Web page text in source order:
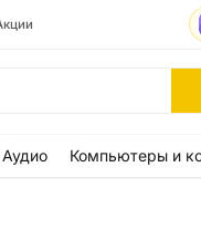
Аудио Компьютеры и